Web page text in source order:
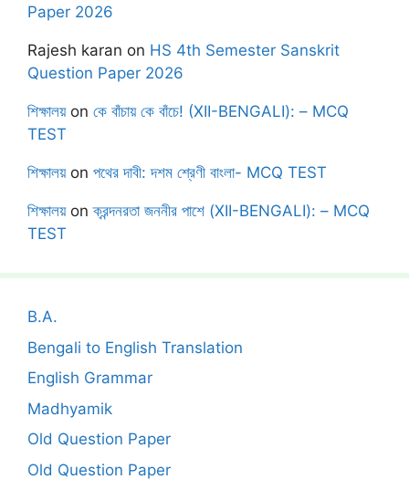
Paper 2026
Rajesh karan on HS 4th Semester Sanskrit
Question Paper 2026
শিক্ষালয়on কে বাঁচায় কে বাঁচে! (XII-BENGALI): – MCQ
TEST
শিক্ষালয়on পথের দাবী: দশম শ্রেণী বাংলা- MCQ TEST
শিক্ষালয়onক্রন্দনরতা জননীর পাশে (XII-BENGALI): – MCQ
TEST
B.A.
Bengali to English Translation
English Grammar
Madhyamik
Old Question Paper
Old Question Paper